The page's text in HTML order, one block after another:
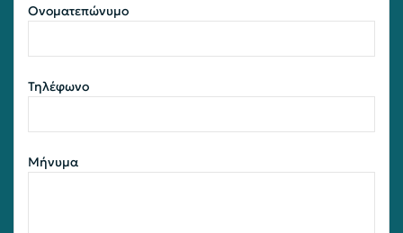
Ονοματεπώνυμο
Τηλέφωνο
Μήνυμα